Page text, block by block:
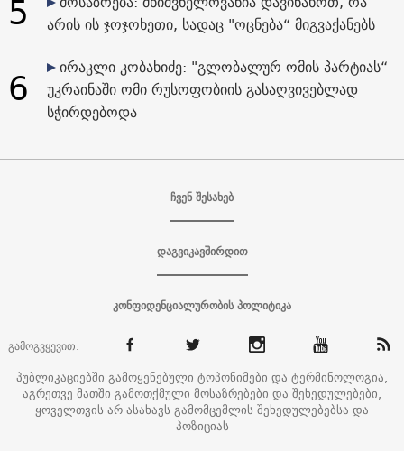
5
არის ის ჯოჯოხეთი, სადაც "ოცნება“ მიგვაქანებს
6
ირაკლი კობახიძე: "გლობალურ ომის პარტიას“
უკრაინაში ომი რუსოფობიის გასაღვივებლად
სჭირდებოდა
ჩვენ შესახებ
დაგვიკავშირდით
კონფიდენციალურობის პოლიტიკა
გამოგვყევით:
პუბლიკაციებში გამოყენებული ტოპონიმები და ტერმინოლოგია,
აგრეთვე მათში გამოთქმული მოსაზრებები და შეხედულებები,
ყოველთვის არ ასახავს გამომცემლის შეხედულებებსა და
პოზიციას